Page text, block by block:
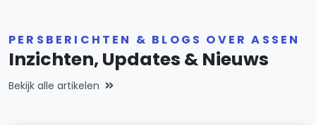
PERSBERICHTEN & BLOGS OVER ASSEN
Inzichten, Updates & Nieuws
Bekijk alle artikelen